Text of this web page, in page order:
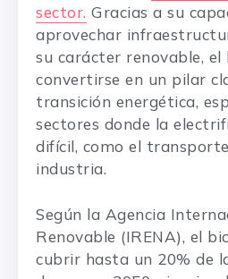
sector. Gracias a su
aprovechar
su carácter renovable,
convertirse en un pilar
transición energética,
sectores donde la
difícil, como el
industria.
Según la Agencia
Renovable (IRENA), el
cubrir hasta un 20% de